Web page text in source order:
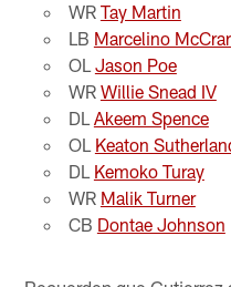
WR Tay Martin
LB Marcelino
OL Jason Poe
WR Willie Snead IV
DL Akeem Spence
OL Keaton
DL Kemoko Turay
WR Malik Turner
CB Dontae Johnson